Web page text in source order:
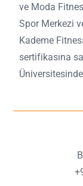
ve Moda
Spor Merkezi
Kademe
sertifikasına